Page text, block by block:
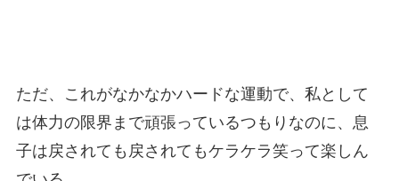
ただ、これがなかなかハードな運動で、私として
は体力の限界まで頑張っているつもりなのに、息
子は戻されても戻されてもケラケラ笑って楽しん